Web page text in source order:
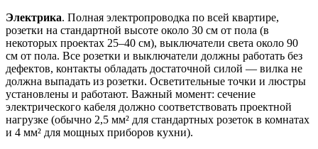
Электрика. Полная электропроводка по всей квартире,
розетки на стандартной высоте около 30 см от пола (в
некоторых проектах 25–40 см), выключатели света около 90
см от пола. Все розетки и выключатели должны работать без
дефектов, контакты обладать достаточной силой — вилка не
должна выпадать из розетки. Осветительные точки и люстры
установлены и работают. Важный момент: сечение
электрического кабеля должно соответствовать проектной
нагрузке (обычно 2,5 мм² для стандартных розеток в комнатах
и 4 мм² для мощных приборов кухни).